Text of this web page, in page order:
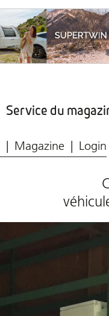
Service du
Magazine Login